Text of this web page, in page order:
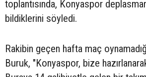
toplantısında, Konyaspor
bildiklerini söyledi.
Rakibin geçen hafta maç
Buruk, "Konyaspor, bize